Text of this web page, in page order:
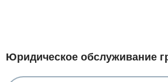
Юридическое обслуживание